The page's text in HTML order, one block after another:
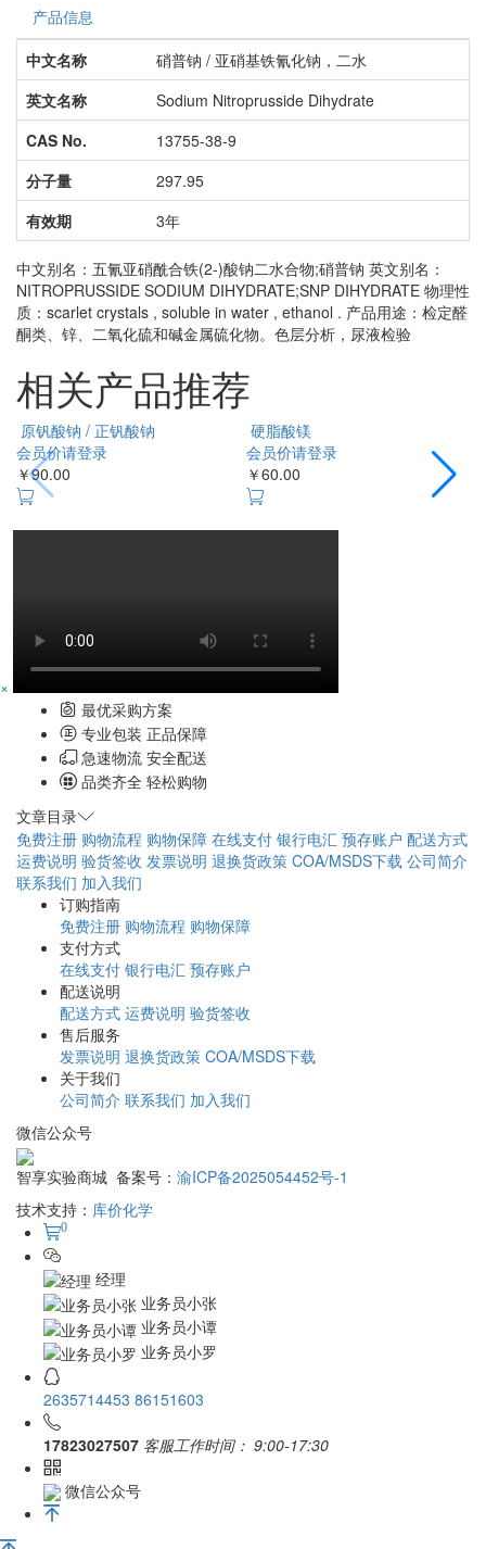
产品信息
中文名称
硝普钠 / 亚硝基铁氰化钠，二水
英文名称
Sodium Nitroprusside Dihydrate
CAS No.
13755-38-9
分子量
297.95
有效期
3年
中文别名：五氰亚硝酰合铁(2-)酸钠二水合物;硝普钠 英文别名：
NITROPRUSSIDE SODIUM DIHYDRATE;SNP DIHYDRATE 物理性
质：scarlet crystals , soluble in water , ethanol . 产品用途：检定醛
酮类、锌、二氧化硫和碱金属硫化物。色层分析，尿液检验
相关产品推荐
原钒酸钠 / 正钒酸钠
会员价请登录
￥90.00
硬脂酸镁
会员价请登录
￥60.00
×
最优采购方案
专业包装 正品保障
急速物流 安全配送
品类齐全 轻松购物
文章目录
免费注册 购物流程 购物保障 在线支付 银行电汇 预存账户 配送方式
运费说明 验货签收 发票说明 退换货政策 COA/MSDS下载 公司简介
联系我们 加入我们
订购指南
免费注册 购物流程 购物保障
支付方式
在线支付 银行电汇 预存账户
配送说明
配送方式 运费说明 验货签收
售后服务
发票说明 退换货政策 COA/MSDS下载
关于我们
公司简介 联系我们 加入我们
微信公众号
智享实验商城 备案号： 渝ICP备2025054452号-1
技术支持： 库价化学
0
经理
业务员小张
业务员小谭
业务员小罗
2635714453 86151603
17823027507 客服工作时间： 9:00-17:30
微信公众号